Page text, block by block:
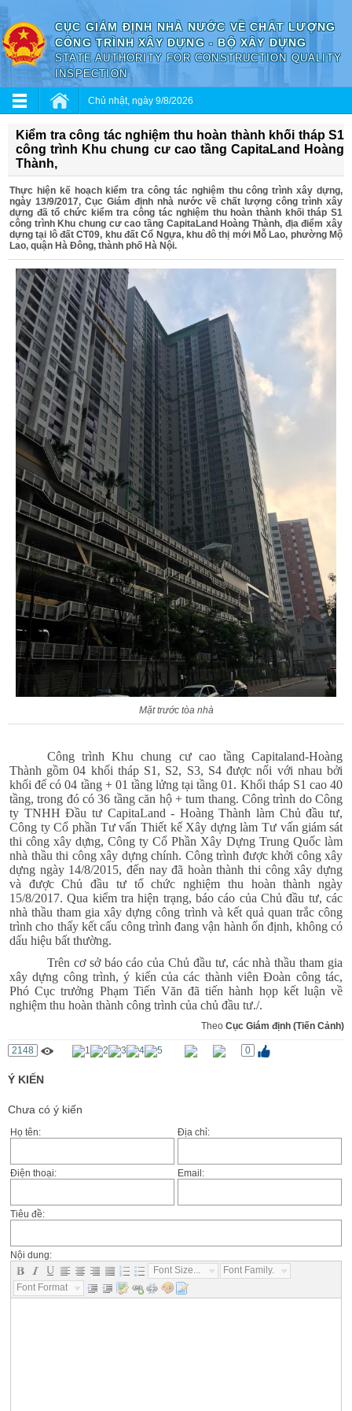
CỤC GIÁM ĐỊNH NHÀ NƯỚC VỀ CHẤT LƯỢNG
CÔNG TRÌNH XÂY DỰNG - BỘ XÂY DỰNG
STATE AUTHORITY FOR CONSTRUCTION QUALITY
INSPECTION
Chủ nhật, ngày 9/8/2026
Kiểm tra công tác nghiệm thu hoàn thành khối tháp S1
công trình Khu chung cư cao tầng CapitaLand Hoàng
Thành,
Thực hiện kế hoạch kiểm tra công tác nghiệm thu công trình xây dựng,
ngày 13/9/2017, Cục Giám định nhà nước về chất lượng công trình xây
dựng đã tổ chức kiểm tra công tác nghiệm thu hoàn thành khối tháp S1
công trình Khu chung cư cao tầng CapitaLand Hoàng Thành, địa điểm xây
dựng tại lô đất CT09, khu đất Cổ Ngựa, khu đô thị mới Mỗ Lao, phường Mộ
Lao, quận Hà Đông, thành phố Hà Nội.
Mặt trước tòa nhà
Công trình Khu chung cư cao tầng Capitaland-Hoàng
Thành gồm 04 khối tháp S1, S2, S3, S4 được nối với nhau bởi
khối đế có 04 tầng + 01 tầng lửng tại tầng 01. Khối tháp S1 cao 40
tầng, trong đó có 36 tầng căn hộ + tum thang. Công trình do Công
ty TNHH Đầu tư CapitaLand - Hoàng Thành làm Chủ đầu tư,
Công ty Cổ phần Tư vấn Thiết kế Xây dựnglàm Tư vấn giám sát
thi công xây dựng, Công ty Cổ Phần Xây Dựng Trung Quốc làm
nhà thầu thi công xây dựng chính. Công trình được khởi công xây
dựng ngày 14/8/2015, đến nayđã hoàn thành thi công xây dựng
và được Chủ đầu tư tổ chức nghiệm thu hoàn thành ngày
15/8/2017.Qua kiểm tra hiện trạng, báo cáo của Chủ đầu tư, các
nhà thầu tham gia xây dựng công trình và kết quả quan trắc công
trìnhcho thấy kết cấu công trình đang vận hành ổn định, không có
dấu hiệu bất thường.
Trên cơ sở báo cáo của Chủ đầu tư, các nhà thầu tham gia
xây dựng công trình, ý kiến củacác thành viên Đoàn công tác,
PhóCục trưởng Phạm Tiến Văn đã tiến hành họp kết luận về
nghiệm thu hoàn thành công trình của chủ đầu tư./.
Theo Cục Giám định (Tiến Cảnh)
2148 0
Ý KIẾN
Chưa có ý kiến
Họ tên: Địa chỉ:
Điện thoại: Email:
Tiêu đề:
Nội dung:
Font Size...
Font Family...
Font Format...